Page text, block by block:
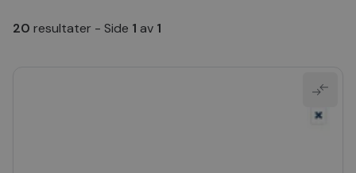
20 resultater - Side 1 av 1